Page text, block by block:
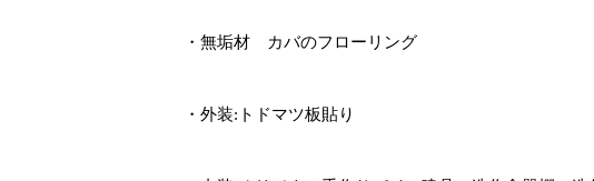
・無垢材 カバのフローリング
・外装: トドマツ板貼り